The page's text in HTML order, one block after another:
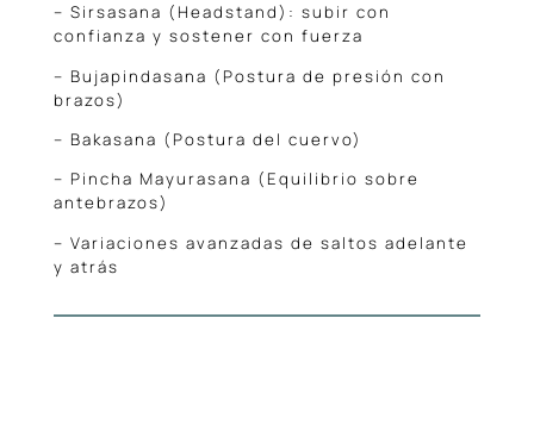
– Sirsasana (Headstand): subir con
confianza y sostener con fuerza
– Bujapindasana (Postura de presión con
brazos)
– Bakasana (Postura del cuervo)
– Pincha Mayurasana (Equilibrio sobre
antebrazos)
– Variaciones avanzadas de saltos adelante
y atrás